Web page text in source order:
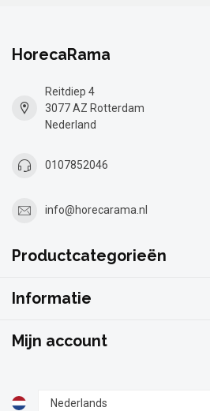
HorecaRama
Reitdiep 4
3077 AZ Rotterdam
Nederland
0107852046
info@horecarama.nl
Productcategorieën
Informatie
Mijn account